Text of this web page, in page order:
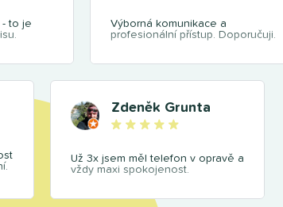
- to je
Výborná komunikace a
profesionální přístup. Doporučuji.
Zdeněk Grunta
Už 3x jsem měl telefon v opravě a
vždy maxi spokojenost.